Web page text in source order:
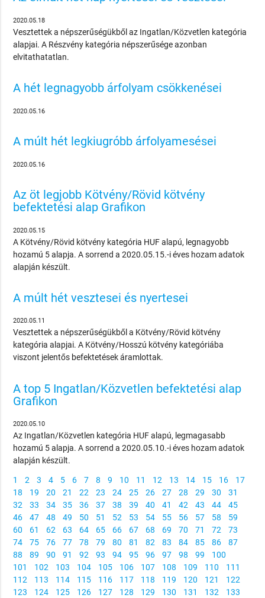
2020.05.18
Vesztettek a népszerűségükből az Ingatlan/Közvetlen kategória
alapjai. A Részvény kategória népszerűsége azonban
elvitathatatlan.
A hét legnagyobb árfolyam csökkenései
2020.05.16
A múlt hét legkiugróbb árfolyamesései
2020.05.16
Az öt legjobb Kötvény/Rövid kötvény
befektetési alap Grafikon
2020.05.15
A Kötvény/Rövid kötvény kategória HUF alapú, legnagyobb
hozamú 5 alapja. A sorrend a 2020.05.15.-i éves hozam adatok
alapján készült.
A múlt hét vesztesei és nyertesei
2020.05.11
Vesztettek a népszerűségükből a Kötvény/Rövid kötvény
kategória alapjai. A Kötvény/Hosszú kötvény kategóriába
viszont jelentős befektetések áramlottak.
A top 5 Ingatlan/Közvetlen befektetési alap
Grafikon
2020.05.10
Az Ingatlan/Közvetlen kategória HUF alapú, legmagasabb
hozamú 5 alapja. A sorrend a 2020.05.10.-i éves hozam adatok
alapján készült.
1 2 3 4 5 6 7 8 9 10 11 12 13 14 15 16
17
18
19 20 21 22 23 24 25 26 27 28 29 30
31
32
33 34 35 36 37 38 39 40 41 42 43 44
45
46
47 48 49 50 51 52 53 54 55 56 57 58
59
60
61 62 63 64 65 66 67 68 69 70 71 72
73
74
75 76 77 78 79 80 81 82 83 84 85 86
87
88
89 90 91 92 93 94 95 96 97 98 99
100
101
102 103 104 105 106 107 108 109 110
111
112
113 114 115 116 117 118 119 120 121
122
123
124 125 126 127 128 129 130 131 132
133